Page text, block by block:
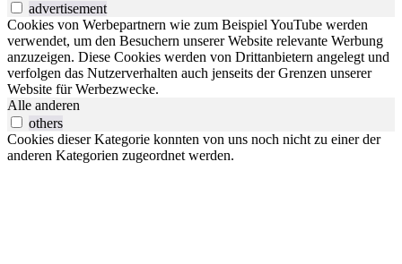
advertisement
Cookies von Werbepartnern wie zum Beispiel YouTube werden
verwendet, um den Besuchern unserer Website relevante Werbung
anzuzeigen. Diese Cookies werden von Drittanbietern angelegt und
verfolgen das Nutzerverhalten auch jenseits der Grenzen unserer
Website für Werbezwecke.
Alle anderen
others
Cookies dieser Kategorie konnten von uns noch nicht zu einer der
anderen Kategorien zugeordnet werden.